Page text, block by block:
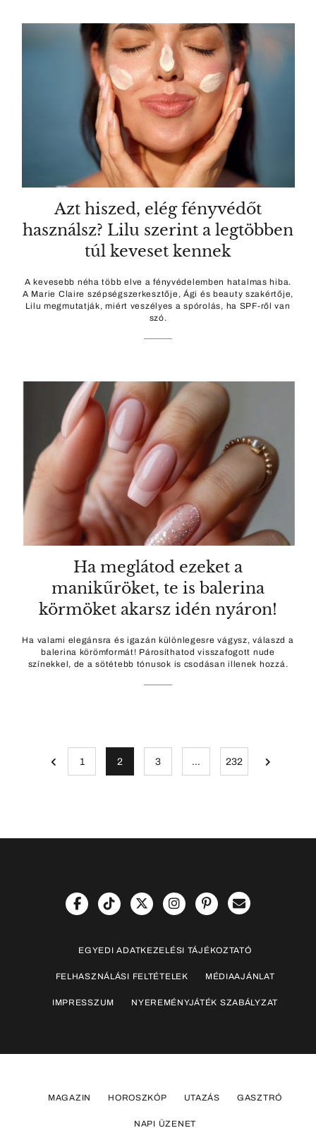
Azt hiszed, elég fényvédőt
használsz? Lilu szerint a legtöbben
túl keveset kennek
A kevesebb néha több elve a fényvédelemben hatalmas hiba.
A Marie Claire szépségszerkesztője, Ági és beauty szakértője,
Lilu megmutatják, miért veszélyes a spórolás, ha SPF-ről van
szó.
Ha meglátod ezeket a
manikűröket, te is balerina
körmöket akarsz idén nyáron!
Ha valami elegánsra és igazán különlegesre vágysz, válaszd a
balerina körömformát! Párosíthatod visszafogott nude
színekkel, de a sötétebb tónusok is csodásan illenek hozzá.
1 2 3 … 232
EGYEDI ADATKEZELÉSI TÁJÉKOZTATÓ
FELHASZNÁLÁSI FELTÉTELEK MÉDIAAJÁNLAT
IMPRESSZUM NYEREMÉNYJÁTÉK SZABÁLYZAT
MAGAZIN HOROSZKÓP UTAZÁS GASZTRÓ
NAPI ÜZENET